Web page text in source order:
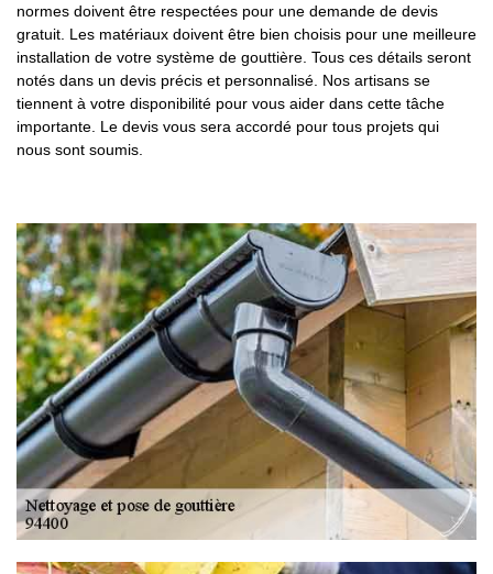
normes doivent être respectées pour une demande de devis
gratuit. Les matériaux doivent être bien choisis pour une meilleure
installation de votre système de gouttière. Tous ces détails seront
notés dans un devis précis et personnalisé. Nos artisans se
tiennent à votre disponibilité pour vous aider dans cette tâche
importante. Le devis vous sera accordé pour tous projets qui
nous sont soumis.